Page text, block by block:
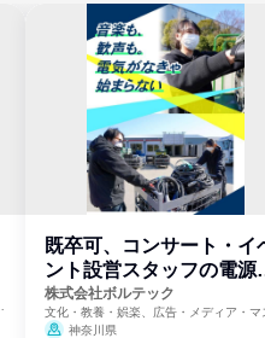
既卒可、コンサート・イ
ント設営スタッフの電源
門
株式会社ボルテック
文化・教養・娯楽、広告・メディア・マ
ミ、電力・ガス・水道・エネルギー
神奈川県